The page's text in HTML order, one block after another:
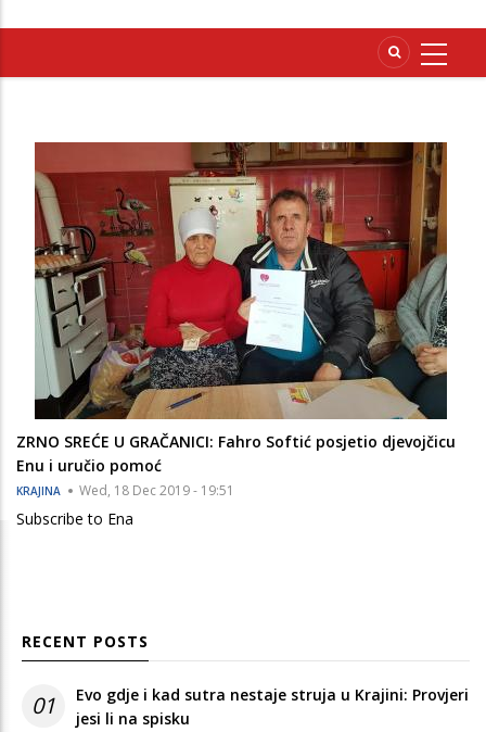
ZRNO SREĆE U GRAČANICI: Fahro Softić posjetio djevojčicu
Enu i uručio pomoć
KRAJINA Wed, 18 Dec 2019 - 19:51
Subscribe to Ena
RECENT POSTS
01
Evo gdje i kad sutra nestaje struja u Krajini: Provjeri
jesi li na spisku